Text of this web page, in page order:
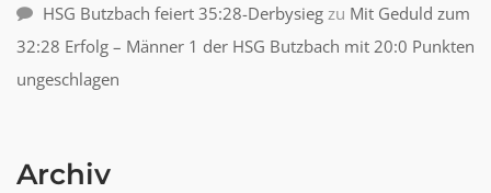
HSG Butzbach feiert 35:28-Derbysieg zu Mit Geduld zum
32:28 Erfolg – Männer 1 der HSG Butzbach mit 20:0 Punkten
ungeschlagen
Archiv